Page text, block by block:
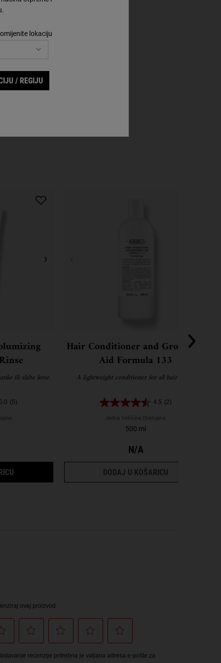
OLIVE FRUIT OIL CONDITIONER
ili slabe kose.
(5)
RICE AND WHEAT VOLUMIZING CONDITIONING RINSE
Hair Conditioner and Grooming
Aid Formula 133
A lightweight conditioner for all hair types.
4.5 (2)
Jedna Veličina Dostupna
500 ml
N/A
DODAJ U KOŠARICU
lokaciju
/ REGIJU